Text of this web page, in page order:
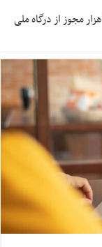
صدور بیش از ۲ میلیون و ۳۱۹ هزار مجوز از درگاه ملی